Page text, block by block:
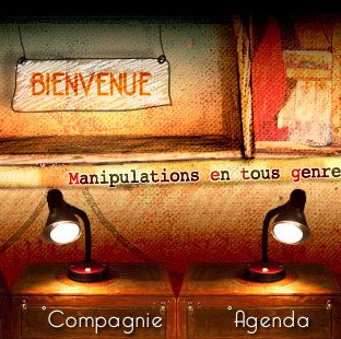
Compagnie Agenda